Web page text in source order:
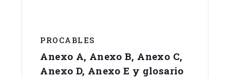
PROCABLES
Anexo A, Anexo B, Anexo C,
Anexo D, Anexo E y glosario